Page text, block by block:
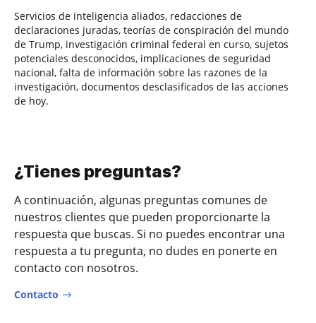
Servicios de inteligencia aliados, redacciones de
declaraciones juradas, teorías de conspiración del mundo
de Trump, investigación criminal federal en curso, sujetos
potenciales desconocidos, implicaciones de seguridad
nacional, falta de información sobre las razones de la
investigación, documentos desclasificados de las acciones
de hoy.
¿Tienes preguntas?
A continuación, algunas preguntas comunes de
nuestros clientes que pueden proporcionarte la
respuesta que buscas. Si no puedes encontrar una
respuesta a tu pregunta, no dudes en ponerte en
contacto con nosotros.
Contacto